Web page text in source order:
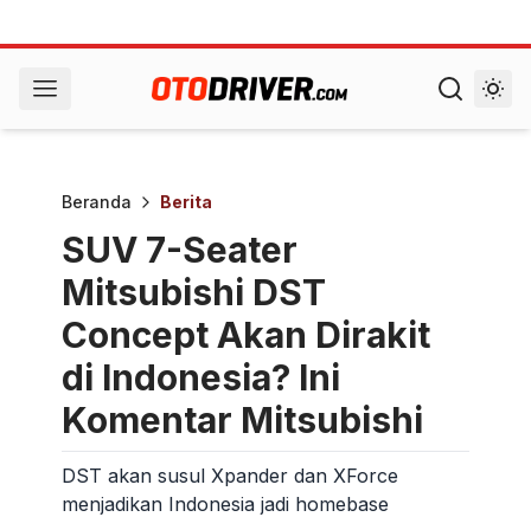
Beranda Berita
SUV 7-Seater
Mitsubishi DST
Concept Akan Dirakit
di Indonesia? Ini
Komentar Mitsubishi
DST akan susul Xpander dan XForce
menjadikan Indonesia jadi homebase